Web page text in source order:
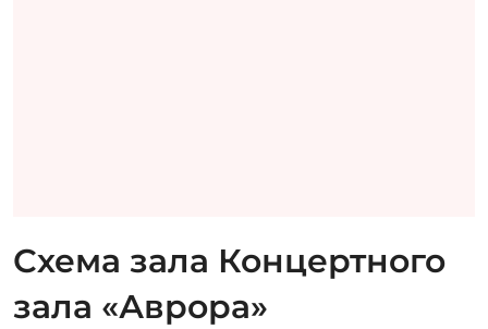
Схема зала Концертного
зала «Аврора»